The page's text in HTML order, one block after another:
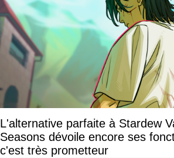
L'alternative parfaite à Stardew
Seasons dévoile encore ses
c'est très prometteur